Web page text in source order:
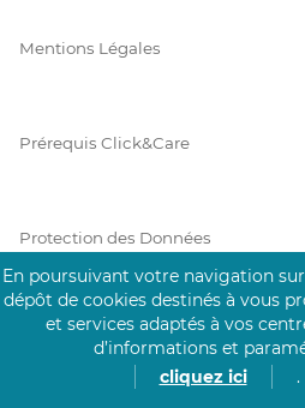
Mentions Légales
Prérequis Click&Care
Protection des Données
Vie Privée
En poursuivant votre navigation
dépôt de cookies destinés à vous
et services adaptés à vos
d’informations et
cliquez ici
.